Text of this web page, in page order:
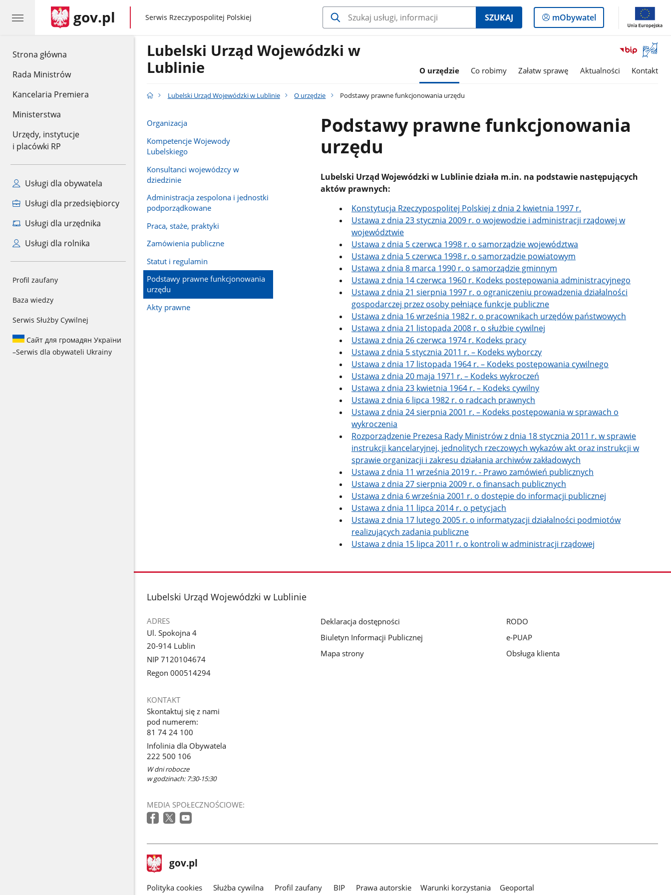
Strona główna
Rada Ministrów
Kancelaria Premiera
Ministerstwa
Urzędy, instytucje
i placówki RP
Usługi dla obywatela
Usługi dla przedsiębiorcy
Usługi dla urzędnika
Usługi dla rolnika
Profil zaufany
Baza wiedzy
Serwis Służby Cywilnej
Сайт для громадян України
–Serwis dla obywateli Ukrainy
gov.pl gov.pl
Serwis Rzeczypospolitej Polskiej SZUKAJ
Logowanie
do
mObywatel
Otwórz
okno
z
Lubelski Urząd Wojewódzki w
Lublinie
O urzędzie Co robimy Załatw sprawę Aktualności Kontakt
Lubelski Urząd Wojewódzki w Lublinie O urzędzie Podstawy prawne funkcjonowania urzędu
Organizacja
Kompetencje Wojewody
Lubelskiego
Konsultanci wojewódzcy w
dziedzinie
Administracja zespolona i jednostki
podporządkowane
Praca, staże, praktyki
Zamówienia publiczne
Statut i regulamin
Podstawy prawne funkcjonowania
urzędu
Akty prawne
Podstawy prawne funkcjonowania
urzędu
Lubelski Urząd Wojewódzki w Lublinie działa m.in. na podstawie następujących
aktów prawnych:
Konstytucja Rzeczypospolitej Polskiej z dnia 2 kwietnia 1997 r.
Ustawa z dnia 23 stycznia 2009 r. o wojewodzie i administracji rządowej w
województwie
Ustawa z dnia 5 czerwca 1998 r. o samorządzie województwa
Ustawa z dnia 5 czerwca 1998 r. o samorządzie powiatowym
Ustawa z dnia 8 marca 1990 r. o samorządzie gminnym
Ustawa z dnia 14 czerwca 1960 r. Kodeks postępowania administracyjnego
Ustawa z dnia 21 sierpnia 1997 r. o ograniczeniu prowadzenia działalności
gospodarczej przez osoby pełniące funkcje publiczne
Ustawa z dnia 16 września 1982 r. o pracownikach urzędów państwowych
Ustawa z dnia 21 listopada 2008 r. o służbie cywilnej
Ustawa z dnia 26 czerwca 1974 r. Kodeks pracy
Ustawa z dnia 5 stycznia 2011 r. – Kodeks wyborczy
Ustawa z dnia 17 listopada 1964 r. – Kodeks postępowania cywilnego
Ustawa z dnia 20 maja 1971 r. – Kodeks wykroczeń
Ustawa z dnia 23 kwietnia 1964 r. – Kodeks cywilny
Ustawa z dnia 6 lipca 1982 r. o radcach prawnych
Ustawa z dnia 24 sierpnia 2001 r. – Kodeks postępowania w sprawach o
wykroczenia
Rozporządzenie Prezesa Rady Ministrów z dnia 18 stycznia 2011 r. w sprawie
instrukcji kancelaryjnej, jednolitych rzeczowych wykazów akt oraz instrukcji w
sprawie organizacji i zakresu działania archiwów zakładowych
Ustawa z dnia 11 września 2019 r. - Prawo zamówień publicznych
Ustawa z dnia 27 sierpnia 2009 r. o finansach publicznych
Ustawa z dnia 6 września 2001 r. o dostępie do informacji publicznej
Ustawa z dnia 11 lipca 2014 r. o petycjach
Ustawa z dnia 17 lutego 2005 r. o informatyzacji działalności podmiotów
realizujących zadania publiczne
Ustawa z dnia 15 lipca 2011 r. o kontroli w administracji rządowej
stopka
Lubelski Urząd Wojewódzki w Lublinie
ADRES
Ul. Spokojna 4
20-914 Lublin
NIP 7120104674
Regon 000514294
KONTAKT
Skontaktuj się z nami
pod numerem:
81 74 24 100
Infolinia dla Obywatela
222 500 106
W dni robocze
w godzinach: 7:30-15:30
MEDIA SPOŁECZNOŚCIOWE:
Deklaracja dostępności
Biuletyn Informacji Publicznej
Mapa strony
RODO
e-PUAP
Obsługa klienta
stopka
gov.pl Strona
gov.pl
gov.pl
Polityka cookies Służba cywilna Profil zaufany BIP Prawa autorskie Warunki korzystania Geoportal